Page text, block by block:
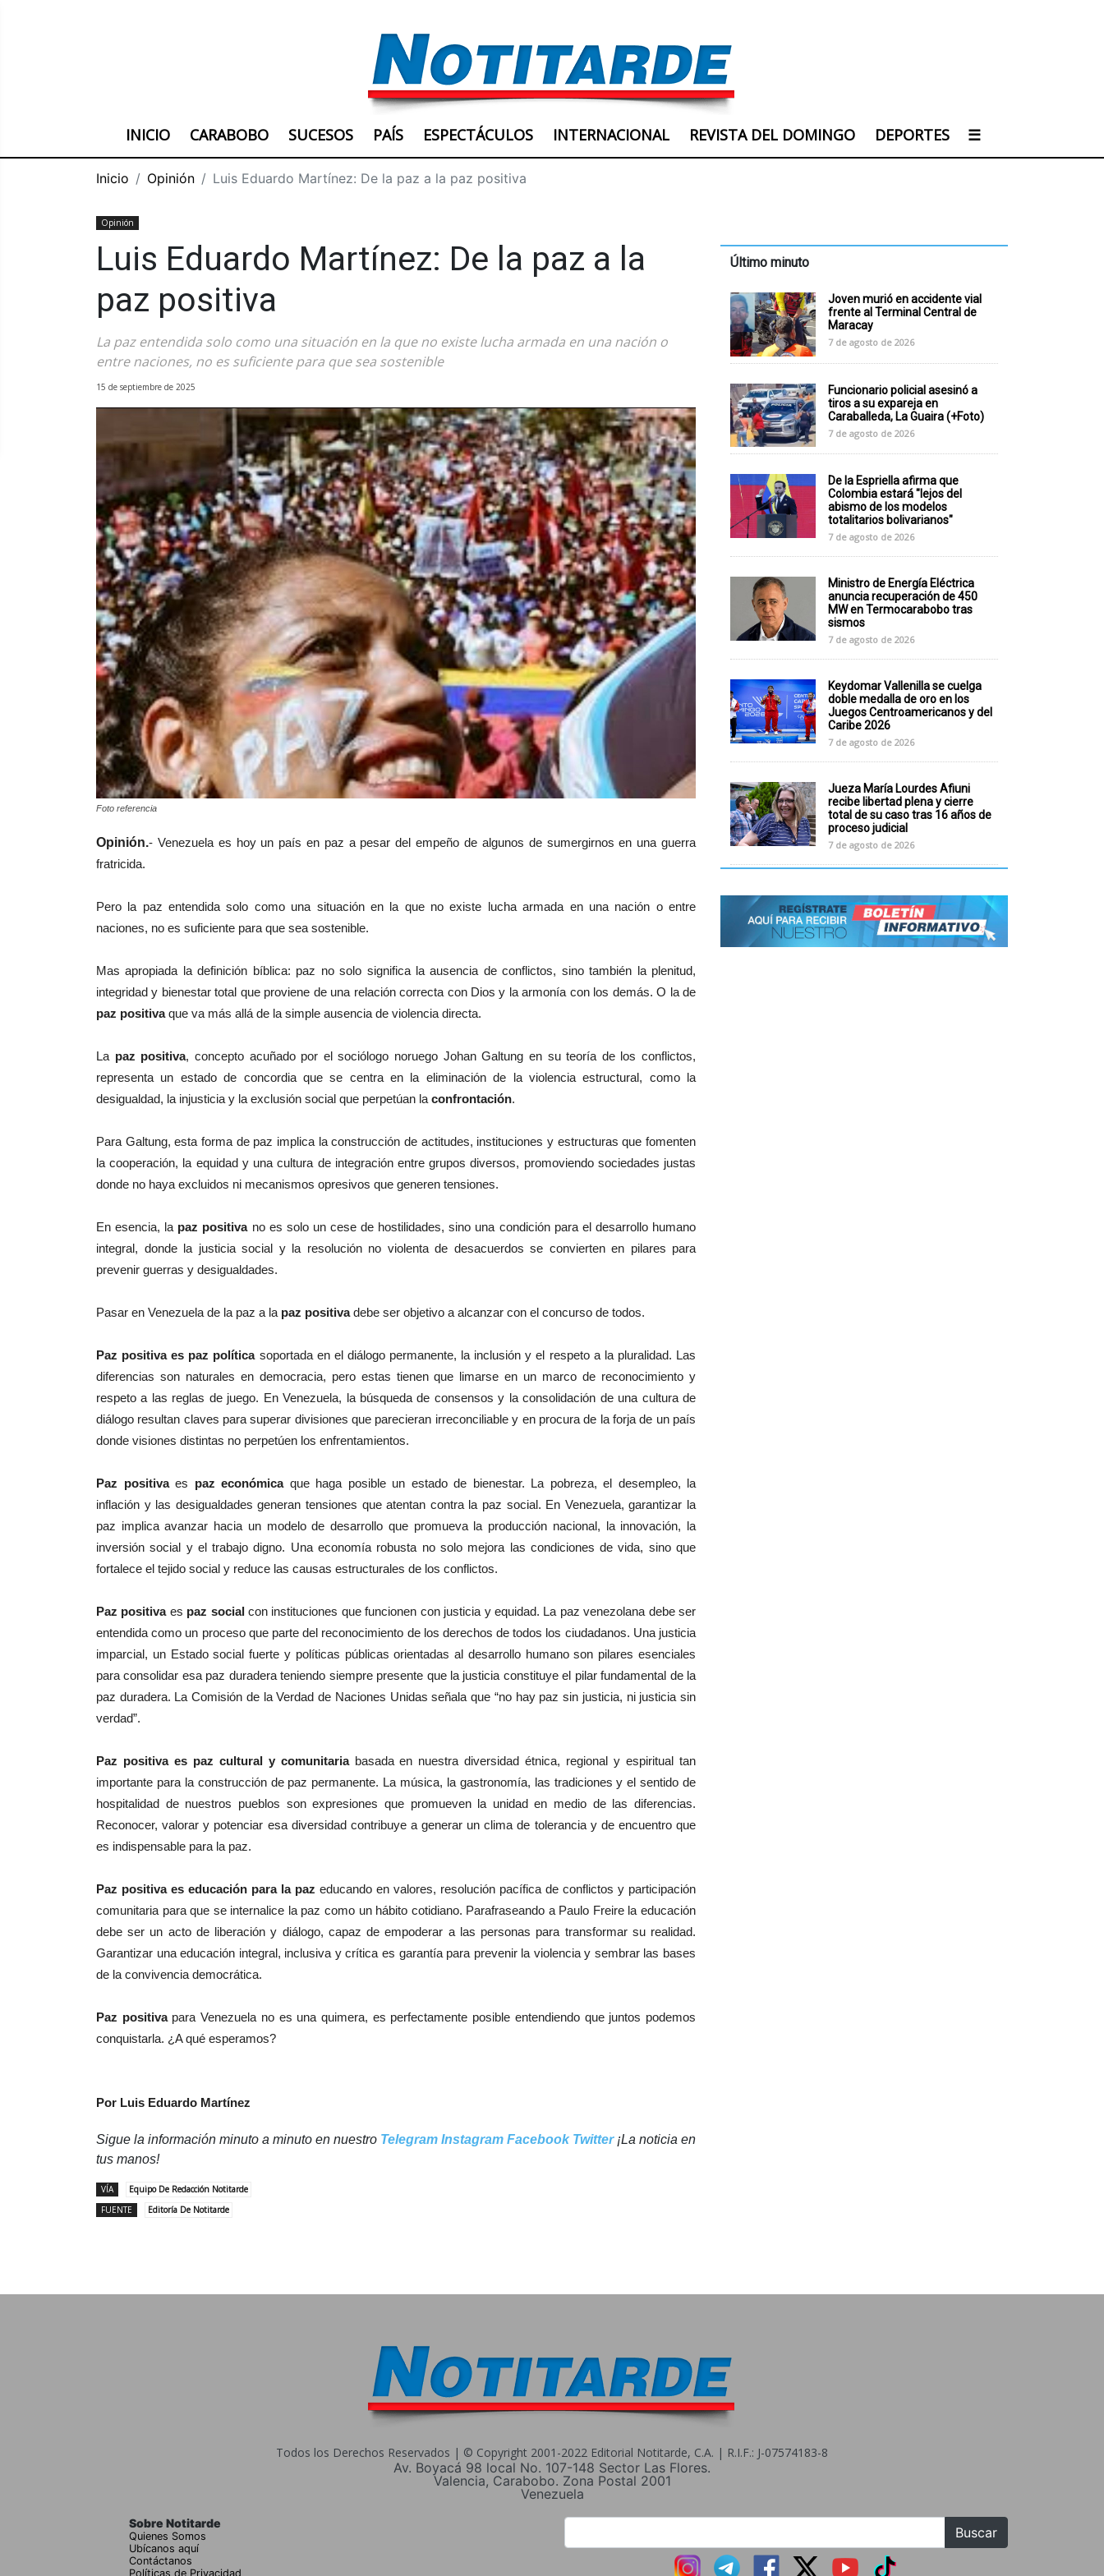
INICIO CARABOBO SUCESOS PAÍS ESPECTÁCULOS INTERNACIONAL REVISTA DEL DOMINGO DEPORTES ☰
Inicio Opinión Luis Eduardo Martínez: De la paz a la paz positiva
Opinión
Luis Eduardo Martínez: De la paz a la
paz positiva
La paz entendida solo como una situación en la que no existe lucha armada en una nación o
entre naciones, no es suficiente para que sea sostenible
15 de septiembre de 2025
Foto referencia
Opinión.- Venezuela es hoy un país en paz a pesar del empeño de algunos de sumergirnos en una guerra
fratricida.
Pero la paz entendida solo como una situación en la que no existe lucha armada en una nación o entre
naciones, no es suficiente para que sea sostenible.
Mas apropiada la definición bíblica: paz no solo significa la ausencia de conflictos, sino también la plenitud,
integridad y bienestar total que proviene de una relación correcta con Dios y la armonía con los demás. O la de
paz positivaque va más allá de la simple ausencia de violencia directa.
La paz positiva, concepto acuñado por el sociólogo noruego Johan Galtung en su teoría de los conflictos,
representa un estado de concordia que se centra en la eliminación de la violencia estructural, como la
desigualdad, la injusticia y la exclusión social que perpetúan la confrontación.
Para Galtung, esta forma de paz implica la construcción de actitudes, instituciones y estructuras que fomenten
la cooperación, la equidad y una cultura de integración entre grupos diversos, promoviendo sociedades justas
donde no haya excluidos ni mecanismos opresivos que generen tensiones.
En esencia, la paz positivano es solo un cese de hostilidades, sino una condición para el desarrollo humano
integral, donde la justicia social y la resolución no violenta de desacuerdos se convierten en pilares para
prevenir guerras y desigualdades.
Pasar en Venezuela de la paz a la paz positivadebe ser objetivo a alcanzar con el concurso de todos.
Paz positiva es paz políticasoportada en el diálogo permanente, la inclusión y el respeto a la pluralidad. Las
diferencias son naturales en democracia, pero estas tienen que limarse en un marco de reconocimiento y
respeto a las reglas de juego. En Venezuela, la búsqueda de consensos y la consolidación de una cultura de
diálogo resultan claves para superar divisiones que parecieran irreconciliable y en procura de la forja de un país
donde visiones distintas no perpetúen los enfrentamientos.
Paz positivaes paz económicaque haga posible un estado de bienestar. La pobreza, el desempleo, la
inflación y las desigualdades generan tensiones que atentan contra la paz social. En Venezuela, garantizar la
paz implica avanzar hacia un modelo de desarrollo que promueva la producción nacional, la innovación, la
inversión social y el trabajo digno. Una economía robusta no solo mejora las condiciones de vida, sino que
fortalece el tejido social y reduce las causas estructurales de los conflictos.
Paz positivaes paz socialcon instituciones que funcionen con justicia y equidad. La paz venezolana debe ser
entendida como un proceso que parte del reconocimiento de los derechos de todos los ciudadanos. Una justicia
imparcial, un Estado social fuerte y políticas públicas orientadas al desarrollo humano son pilares esenciales
para consolidar esa paz duradera teniendo siempre presente que la justicia constituye el pilar fundamental de la
paz duradera. La Comisión de la Verdad de Naciones Unidas señala que “no hay paz sin justicia, ni justicia sin
verdad”.
Paz positiva es paz cultural y comunitariabasada en nuestra diversidad étnica, regional y espiritual tan
importante para la construcción de paz permanente. La música, la gastronomía, las tradiciones y el sentido de
hospitalidad de nuestros pueblos son expresiones que promueven la unidad en medio de las diferencias.
Reconocer, valorar y potenciar esa diversidad contribuye a generar un clima de tolerancia y de encuentro que
es indispensable para la paz.
Paz positiva es educación para la paz educando en valores, resolución pacífica de conflictos y participación
comunitaria para que se internalice la paz como un hábito cotidiano. Parafraseando a Paulo Freire la educación
debe ser un acto de liberación y diálogo, capaz de empoderar a las personas para transformar su realidad.
Garantizar una educación integral, inclusiva y crítica es garantía para prevenir la violencia y sembrar las bases
de la convivencia democrática.
Paz positivapara Venezuela no es una quimera, es perfectamente posible entendiendo que juntos podemos
conquistarla. ¿A qué esperamos?
Por Luis Eduardo Martínez
Sigue la información minuto a minuto en nuestro Telegram Instagram Facebook Twitter¡La noticia en
tus manos!
VÍA
Equipo De Redacción Notitarde
FUENTE
Editoría De Notitarde
Último minuto
Joven murió en accidente vial
frente al Terminal Central de
Maracay
7 de agosto de 2026
Funcionario policial asesinó a
tiros a su expareja en
Caraballeda, La Guaira (+Foto)
7 de agosto de 2026
De la Espriella afirma que
Colombia estará "lejos del
abismo de los modelos
totalitarios bolivarianos"
7 de agosto de 2026
Ministro de Energía Eléctrica
anuncia recuperación de 450
MW en Termocarabobo tras
sismos
7 de agosto de 2026
Keydomar Vallenilla se cuelga
doble medalla de oro en los
Juegos Centroamericanos y del
Caribe 2026
7 de agosto de 2026
Jueza María Lourdes Afiuni
recibe libertad plena y cierre
total de su caso tras 16 años de
proceso judicial
7 de agosto de 2026
Todos los Derechos Reservados | © Copyright 2001-2022 Editorial Notitarde, C.A. | R.I.F.: J-07574183-8
Av. Boyacá 98 local No. 107-148 Sector Las Flores.
Valencia, Carabobo. Zona Postal 2001
Venezuela
Sobre Notitarde
Quienes Somos
Ubícanos aquí
Contáctanos
Políticas de Privacidad
Buscar